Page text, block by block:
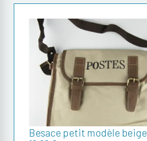
Besace petit modèle beige